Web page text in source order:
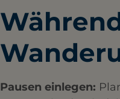
Pausen einlegen: